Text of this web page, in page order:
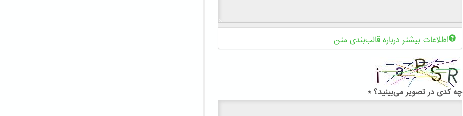
اطلاعات بیشتر درباره قالب‌بندی متن
چه کدی در تصویر می‌بینید؟ *